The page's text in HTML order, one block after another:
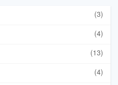
(3)
(4)
(13)
(4)